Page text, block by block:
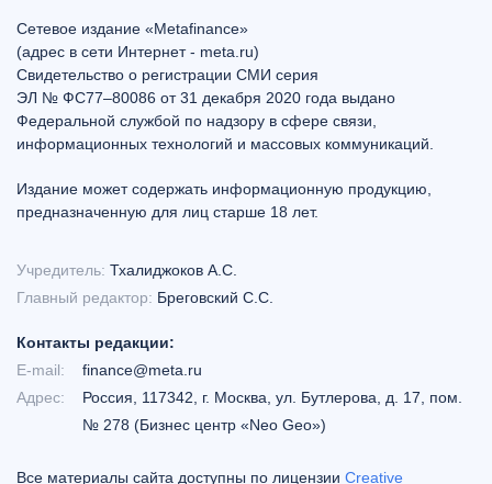
Сетевое издание «Metafinance»
(адрес в сети Интернет - meta.ru)
Свидетельство о регистрации СМИ серия
ЭЛ № ФС77–80086 от 31 декабря 2020 года выдано
Федеральной службой по надзору в сфере связи,
информационных технологий и массовых коммуникаций.
Издание может содержать информационную продукцию,
предназначенную для лиц старше 18 лет.
Учредитель: Тхалиджоков А.С.
Главный редактор: Бреговский С.С.
Контакты редакции:
E-mail:
finance@meta.ru
Адрес:
Россия, 117342, г. Москва, ул. Бутлерова, д. 17, пом.
№ 278 (Бизнес центр «Neo Geo»)
Все материалы сайта доступны по лицензии Creative